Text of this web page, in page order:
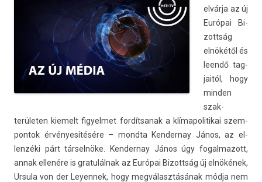
elvárja az új
Európai Bi­
zottság
elnökétől és
leendő tag­
jaitól, hogy
mind­en
szak­
terület­en kiemelt figyel­met for­dítsanak a klímapolitikai szem­
pontok érvényesítésére – mondta Ken­dernay János, az el­
lenzéki párt társelnöke. Ken­dernay János úgy fogal­mazott,
annak ellenére is gratulál­nak az Európai Bi­zottság új elnökének,
Ur­sula von der Leyen­nek, hogy megválasztásának módja nem